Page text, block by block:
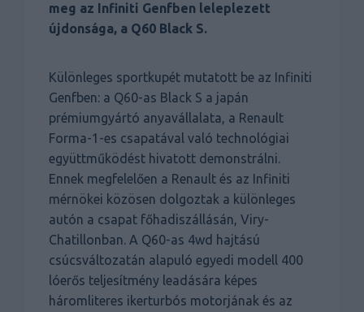
meg az Infiniti Genfben leleplezett
újdonsága, a Q60 Black S.
Különleges sportkupét mutatott be az Infiniti
Genfben: a Q60-as Black S a japán
prémiumgyártó anyavállalata, a Renault
Forma-1-es csapatával való technológiai
együttműködést hivatott demonstrálni.
Ennek megfelelően a Renault és az Infiniti
mérnökei közösen dolgoztak a különleges
autón a csapat főhadiszállásán, Viry-
Chatillonban. A Q60-as 4wd hajtású
csúcsváltozatán alapuló egyedi modell 400
lóerős teljesítmény leadására képes
háromliteres ikerturbós motorjának és az